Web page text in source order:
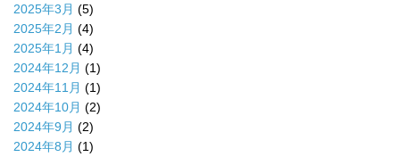
2025年3月 (5)
2025年2月 (4)
2025年1月 (4)
2024年12月 (1)
2024年11月 (1)
2024年10月 (2)
2024年9月 (2)
2024年8月 (1)